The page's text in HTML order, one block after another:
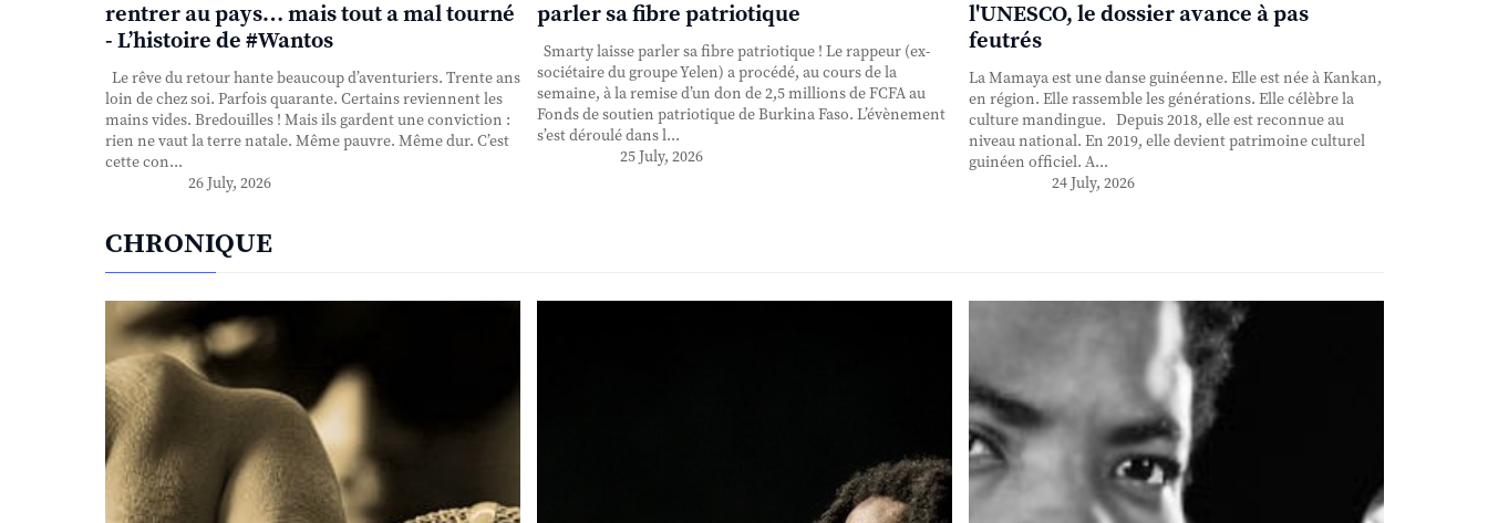
rentrer au pays… mais tout a mal tourné
- L’histoire de #Wantos
Le rêve du retour hante beaucoup d’aventuriers. Trente ans
loin de chez soi. Parfois quarante. Certains reviennent les
mains vides. Bredouilles ! Mais ils gardent une conviction :
rien ne vaut la terre natale. Même pauvre. Même dur. C’est
cette con...
26 July, 2026
parler sa fibre patriotique
Smarty laisse parler sa fibre patriotique ! Le rappeur (ex-
sociétaire du groupe Yelen) a procédé, au cours de la
semaine, à la remise d’un don de 2,5 millions de FCFA au
Fonds de soutien patriotique de Burkina Faso. L’évènement
s’est déroulé dans l...
25 July, 2026
l'UNESCO, le dossier avance à pas
feutrés
La Mamaya est une danse guinéenne. Elle est née à Kankan,
en région. Elle rassemble les générations. Elle célèbre la
culture mandingue. Depuis 2018, elle est reconnue au
niveau national. En 2019, elle devient patrimoine culturel
guinéen officiel. A...
24 July, 2026
CHRONIQUE